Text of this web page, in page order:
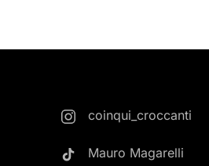
coinqui_croccanti
Mauro Magarelli